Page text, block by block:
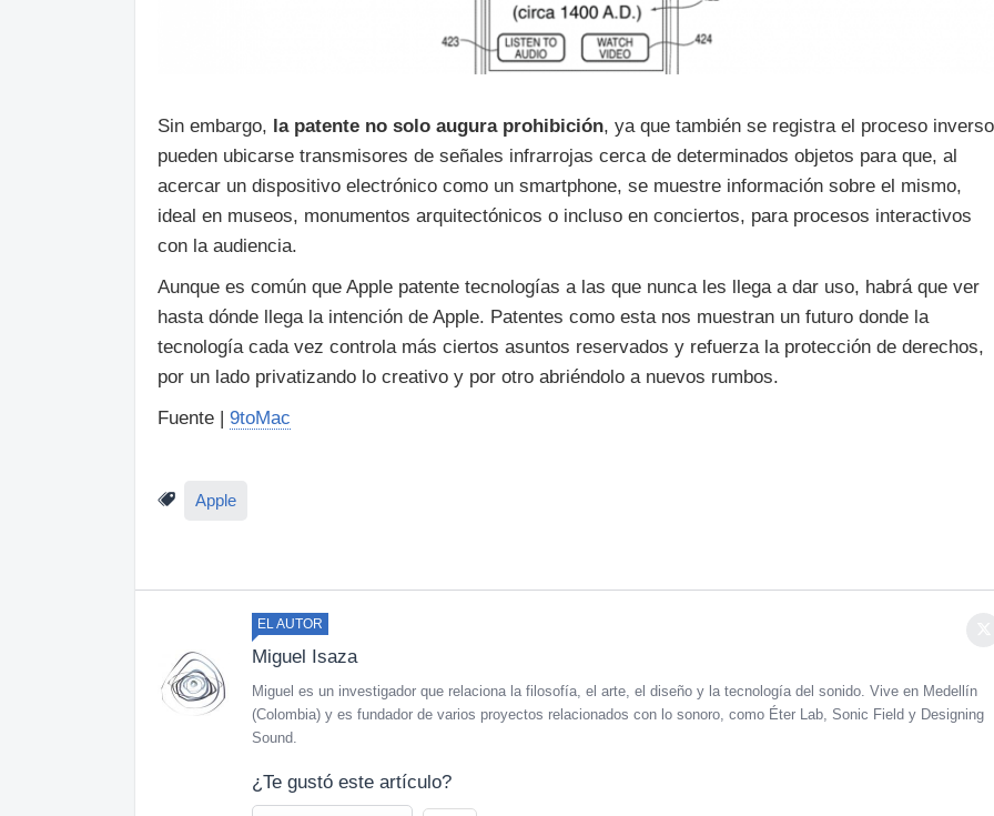
Sin embargo, la patente no solo augura prohibición, ya que también se registra el proceso
pueden ubicarse transmisores de señales infrarrojas cerca de determinados objetos para que, al
acercar un dispositivo electrónico como un smartphone, se muestre información sobre el mismo,
ideal en museos, monumentos arquitectónicos o incluso en conciertos, para procesos interactivos
con la audiencia.
Aunque es común que Apple patente tecnologías a las que nunca les llega a dar uso, habrá que ver
hasta dónde llega la intención de Apple. Patentes como esta nos muestran un futuro donde la
tecnología cada vez controla más ciertos asuntos reservados y refuerza la protección de derechos,
por un lado privatizando lo creativo y por otro abriéndolo a nuevos rumbos.
Fuente | 9toMac
Apple
EL AUTOR
Miguel Isaza
Miguel es un investigador que relaciona la filosofía, el arte, el diseño y la tecnología del sonido. Vive en Medellín
(Colombia) y es fundador de varios proyectos relacionados con lo sonoro, como Éter Lab, Sonic Field y Designing
Sound.
¿Te gustó este artículo?